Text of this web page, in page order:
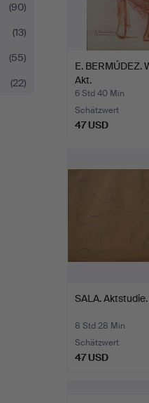
(90)
(13)
(55)
(22)
E. BERMÚDEZ.
Akt.
6 Std 40 Min
Schätzwert
47 USD
SALA. Aktstudie.
8 Std 28 Min
Schätzwert
47 USD